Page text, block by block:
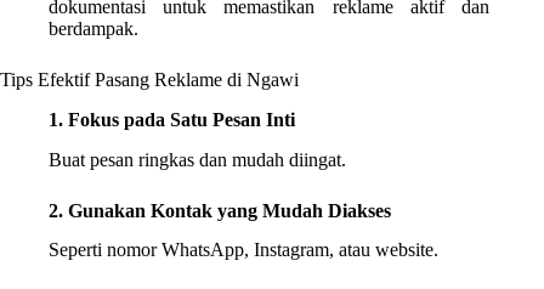
dokumentasi untuk memastikan reklame aktif dan
berdampak.
Tips Efektif Pasang Reklame di Ngawi
1. Fokus pada Satu Pesan Inti
Buat pesan ringkas dan mudah diingat.
2. Gunakan Kontak yang Mudah Diakses
Seperti nomor WhatsApp, Instagram, atau website.